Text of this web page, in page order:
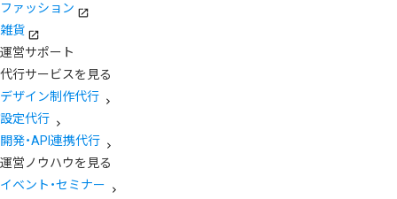
ファッション
雑貨
運営サポート
代行サービスを見る
デザイン制作代行
設定代行
開発・API連携代行
運営ノウハウを見る
イベント・セミナー